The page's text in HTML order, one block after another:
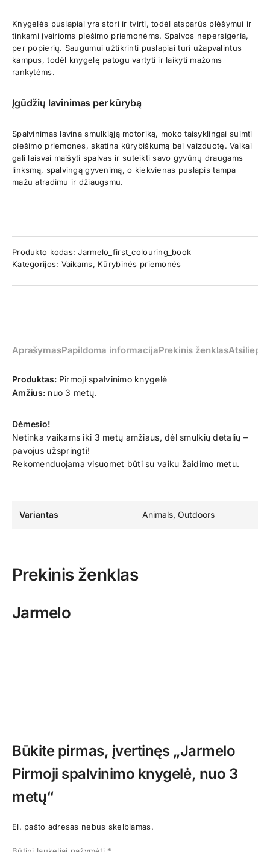
Knygelės puslapiai yra stori ir tvirti, todėl atsparūs plėšymui ir
tinkami įvairioms piešimo priemonėms. Spalvos nepersigeria,
per popierių. Saugumui užtikrinti puslapiai turi užapvalintus
kampus, todėl knygelę patogu vartyti ir laikyti mažoms
rankytėms.
Įgūdžių lavinimas per kūrybą
Spalvinimas lavina smulkiąją motoriką, moko taisyklingai suimti
piešimo priemones, skatina kūrybiškumą bei vaizduotę. Vaikai
gali laisvai maišyti spalvas ir suteikti savo gyvūnų draugams
linksmą, spalvingą gyvenimą, o kiekvienas puslapis tampa
mažu atradimu ir džiaugsmu.
Produkto kodas:Jarmelo_first_colouring_book
Kategorijos: Vaikams, Kūrybinės priemonės
AprašymasPapildoma informacijaPrekinis ženklas
Produktas:Pirmoji spalvinimo knygelė
Amžius: nuo 3 metų.
Dėmesio!
Netinka vaikams iki 3 metų amžiaus, dėl smulkių detalių –
pavojus užspringti!
Rekomenduojama visuomet būti su vaiku žaidimo metu.
Variantas Animals, Outdoors
Prekinis ženklas
Jarmelo
Būkite pirmas, įvertinęs „Jarmelo
Pirmoji spalvinimo knygelė, nuo 3
metų“
El. pašto adresas nebus skelbiamas.